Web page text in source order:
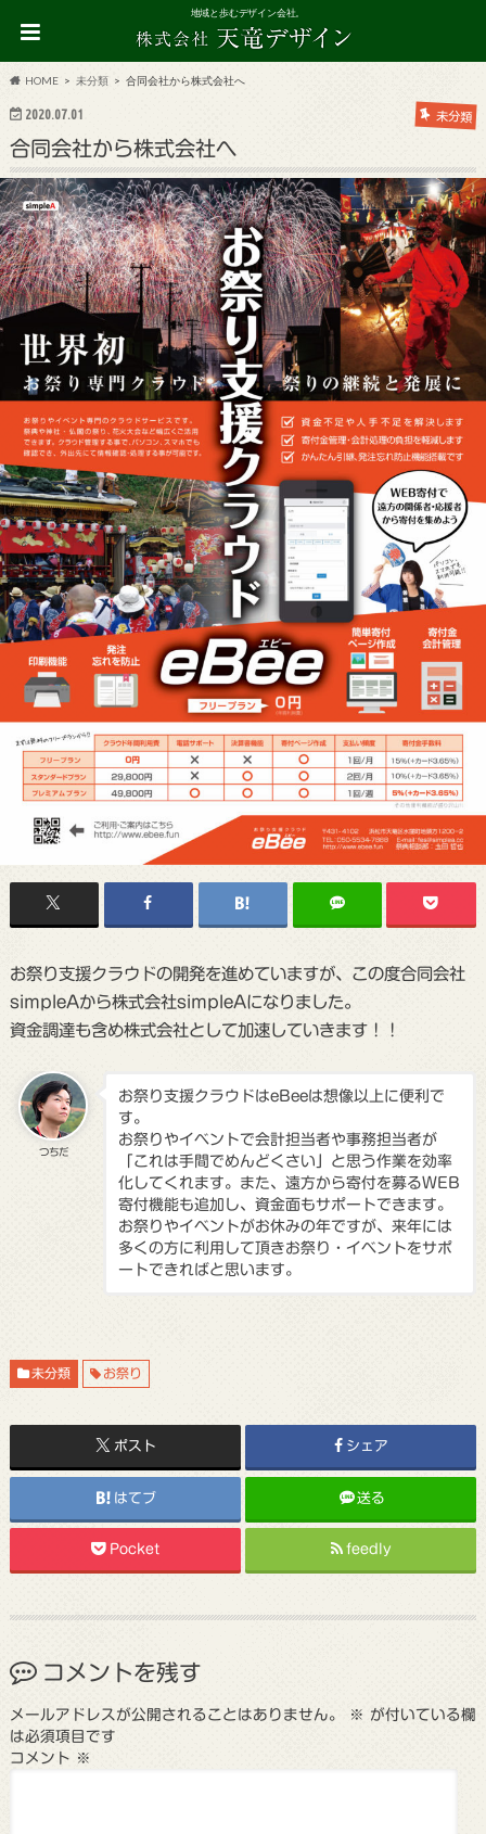
地域と歩むデザイン会社。
HOME 未分類 合同会社から株式会社へ
2020.07.01 未分類
合同会社から株式会社へ
お祭り支援クラウドの開発を進めていますが、この度合同会社
simpleAから株式会社simpleAになりました。
資金調達も含め株式会社として加速していきます！！
つちだ
お祭り支援クラウドはeBeeは想像以上に便利で
す。
お祭りやイベントで会計担当者や事務担当者が
「これは手間でめんどくさい」と思う作業を効率
化してくれます。また、遠方から寄付を募るWEB
寄付機能も追加し、資金面もサポートできます。
お祭りやイベントがお休みの年ですが、来年には
多くの方に利用して頂きお祭り・イベントをサポ
ートできればと思います。
未分類 お祭り
ポスト シェア
はてブ 送る
Pocket feedly
コメントを残す
メールアドレスが公開されることはありません。 ※ が付いている欄
は必須項目です
コメント ※